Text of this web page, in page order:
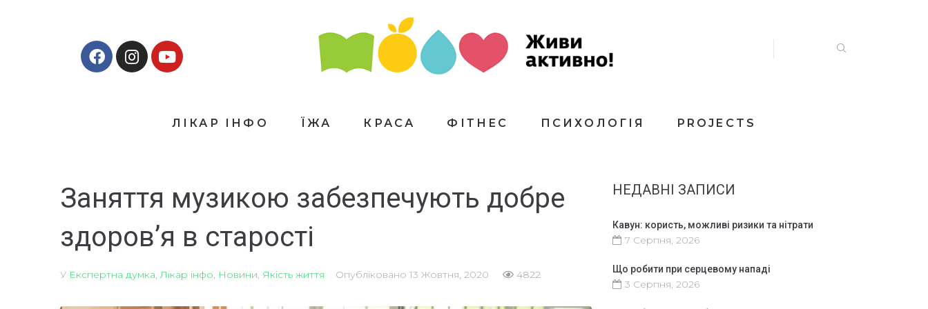
ЛІКАР ІНФО ЇЖА КРАСА ФІТНЕС ПСИХОЛОГІЯ PROJECTS
Заняття музикою забезпечують добре
здоров’я в старості
У Експертна думка,Лікар інфо, Новини, Якість життя Опубліковано 13 Жовтня, 2020 4822
НЕДАВНІ ЗАПИСИ
Кавун: користь, можливі ризики та нітрати
7 Серпня, 2026
Що робити при серцевому нападі
3 Серпня, 2026